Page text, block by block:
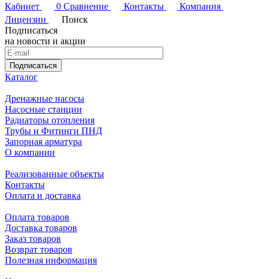
Кабинет
0 Сравнение Контакты
Компания
Лицензии
Поиск
Подписаться
на новости и акции
Подписаться
Каталог
Дренажные насосы
Насосные станции
Радиаторы отопления
Трубы и Фитинги ПНД
Запорная арматура
О компании
Реализованные объекты
Контакты
Оплата и доставка
Оплата товаров
Доставка товаров
Заказ товаров
Возврат товаров
Полезная информация